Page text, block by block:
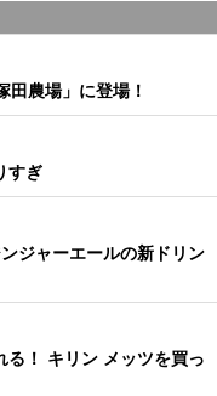
田農場」に登場！
すぎ
ジャーエールの新ドリン
る！ キリン メッツを買っ